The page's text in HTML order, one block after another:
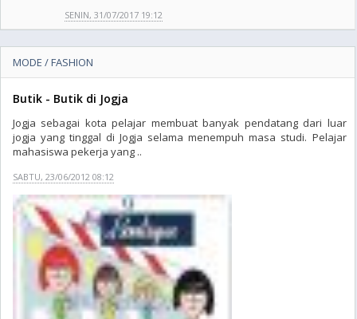
SENIN, 31/07/2017 19:12
MODE / FASHION
Butik - Butik di Jogja
Jogja sebagai kota pelajar membuat banyak pendatang dari luar
jogja yang tinggal di Jogja selama menempuh masa studi. Pelajar
mahasiswa pekerja yang ..
SABTU, 23/06/2012 08:12